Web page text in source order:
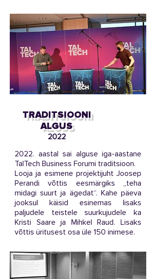
TRADITSIOONI
ALGUS
2022
2022. aastal sai alguse iga-aastane
TalTech Business Forumi traditsioon.
Looja ja esimene projektijuht Joosep
Perandi võttis eesmärgiks „teha
midagi suurt ja ägedat“. Kahe päeva
jooksul käisid esinemas lisaks
paljudele teistele suurkujudele ka
Kristi Saare ja Mihkel Raud. Lisaks
võttis üritusest osa üle 150 inimese.